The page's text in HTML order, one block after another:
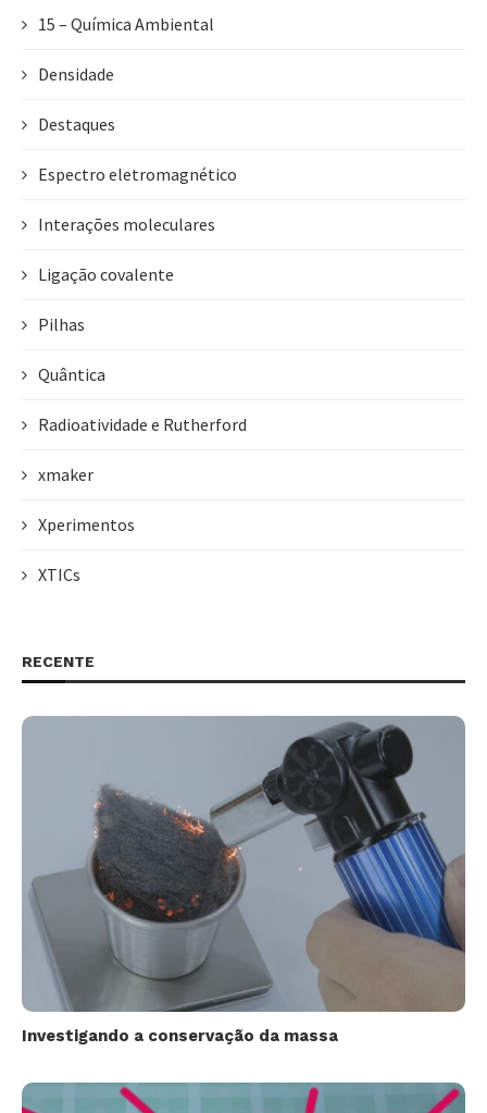
15 – Química Ambiental
Densidade
Destaques
Espectro eletromagnético
Interações moleculares
Ligação covalente
Pilhas
Quântica
Radioatividade e Rutherford
xmaker
Xperimentos
XTICs
RECENTE
Investigando a conservação da massa